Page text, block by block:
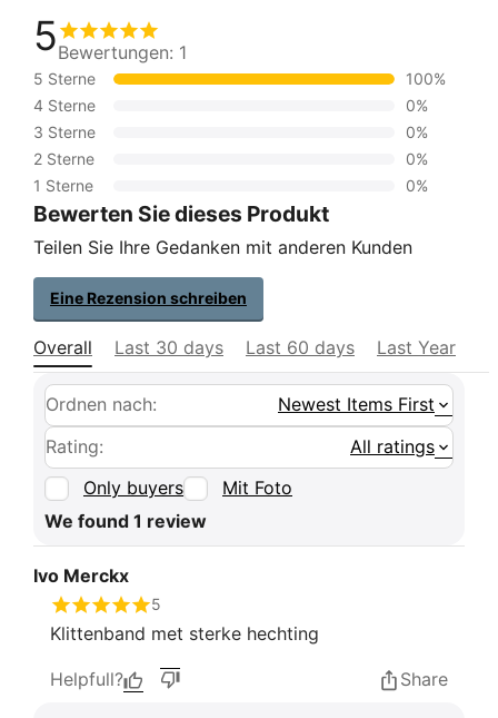
5Bewertungen: 1
5 Sterne
100%
4 Sterne
0%
3 Sterne
0%
2 Sterne
0%
1 Sterne
0%
Bewerten Sie dieses Produkt
Teilen Sie Ihre Gedanken mit anderen Kunden
Eine Rezension schreiben
Overall Last 30 days Last 60 days Last Year
Ordnen nach:
Newest Items First
Rating:
All ratings
Only buyers
Mit Foto
We found 1 review
Ivo Merckx
5
Klittenband met sterke hechting
Helpfull? Share